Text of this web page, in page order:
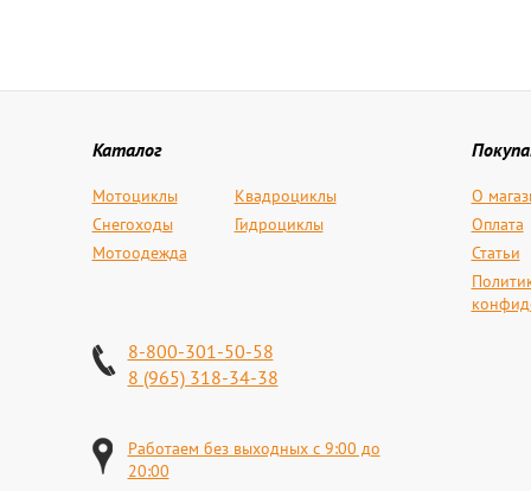
Каталог
Мотоциклы
Квадроциклы
Снегоходы
Гидроциклы
Мотоодежда
О
Оплата
Статьи
8-800-301-50-58
8 (965) 318-34-38
Работаем без выходных с 9:00 до
20:00